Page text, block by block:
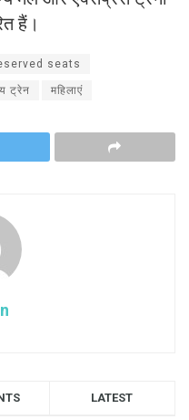
हैं।
seats
ट्रेन महिलाएं
LATEST